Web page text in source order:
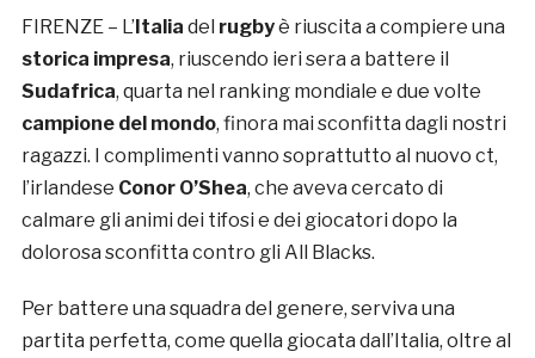
FIRENZE – L’Italia del rugbyè riuscita a compiere una
storica impresa, riuscendo ieri sera a battere il
Sudafrica, quarta nel ranking mondiale e due volte
campione del mondo, finora mai sconfitta dagli nostri
ragazzi. I complimenti vanno soprattutto al nuovo ct,
l’irlandese Conor O’Shea, che aveva cercato di
calmare gli animi dei tifosi e dei giocatori dopo la
dolorosa sconfitta contro gli All Blacks.
Per battere una squadra del genere, serviva una
partita perfetta, come quella giocata dall’Italia, oltre al